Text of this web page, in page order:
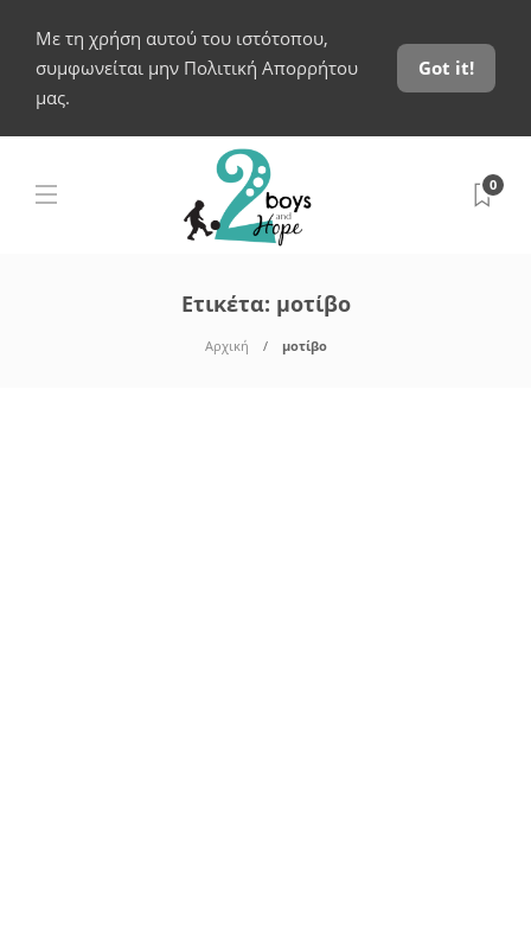
Με τη χρήση αυτού του ιστότοπου,
συμφωνείται μην Πολιτική Απορρήτου
μας.
Got it!
0
Ετικέτα: μοτίβο
Αρχική μοτίβο